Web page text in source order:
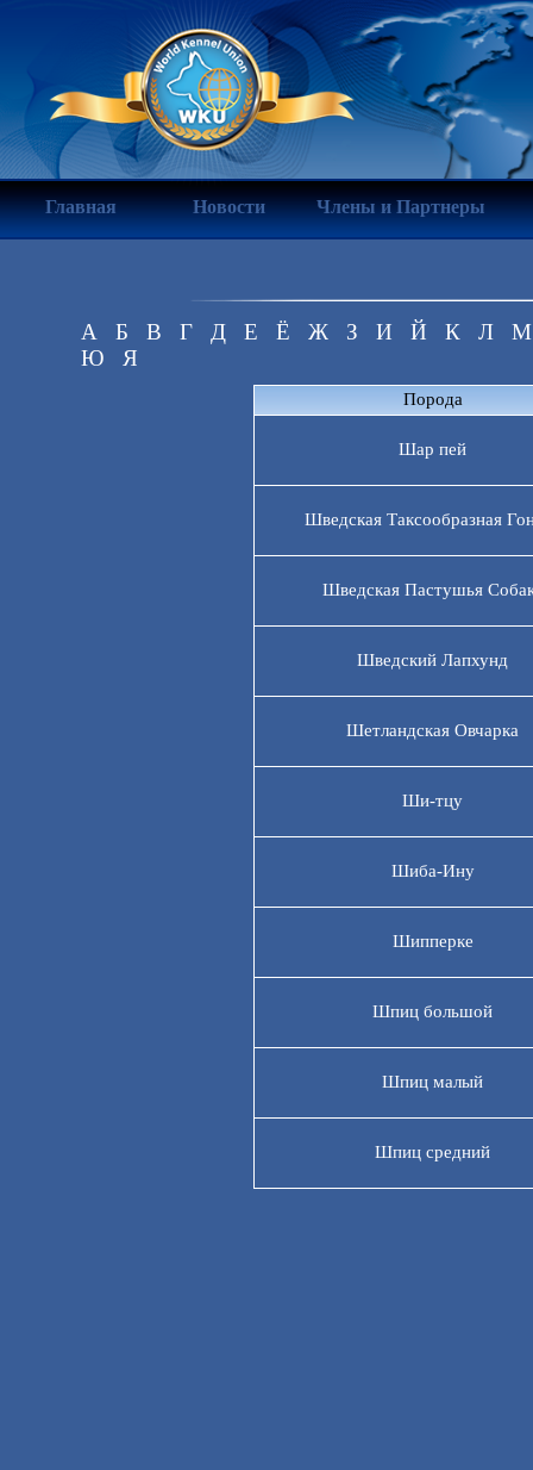
Главная Новости Члены и Партнеры
А Б В Г Д Е Ё Ж З И Й К Л
М
Ю
Я
Порода
Шар пей
Шведская Таксообразная
Шведская Пастушья
Шведский Лапхунд
Шетландская Овчарка
Ши-тцу
Шиба-Ину
Шипперке
Шпиц большой
Шпиц малый
Шпиц средний